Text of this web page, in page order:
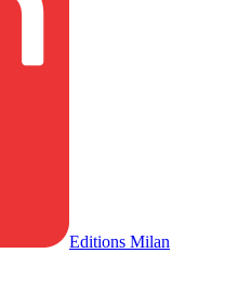
Editions Milan